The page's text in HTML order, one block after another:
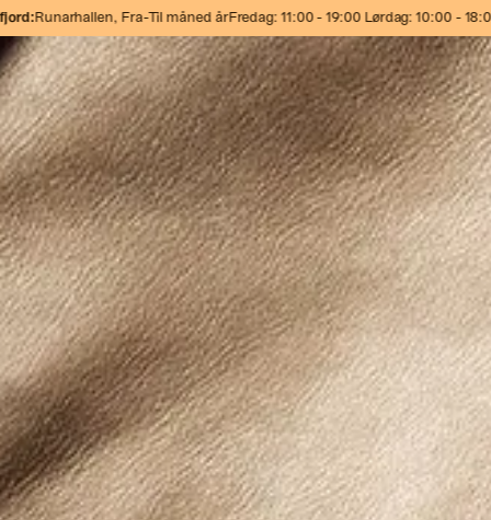
Fra-Til måned årFredag: 11:00 - 19:00 Lørdag: 10:00 - 18:00